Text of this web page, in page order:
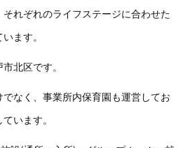
れぞれのライフステージに合わせた
ます。
北区です。
なく、事業所内保育園も運営してお
います。